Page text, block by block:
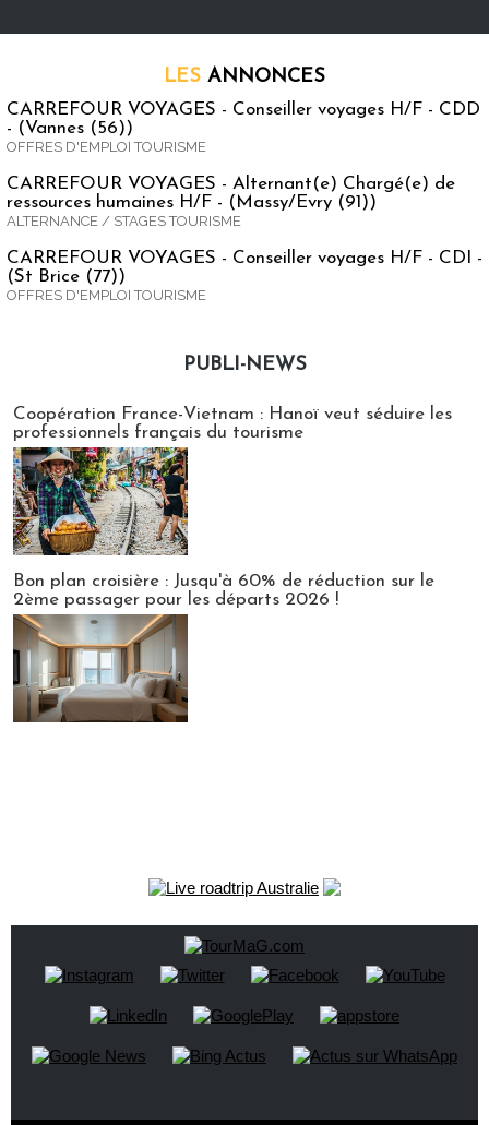
LES ANNONCES
CARREFOUR VOYAGES - Conseiller voyages H/F - CDD
- (Vannes (56))
OFFRES D'EMPLOI TOURISME
CARREFOUR VOYAGES - Alternant(e) Chargé(e) de
ressources humaines H/F - (Massy/Evry (91))
ALTERNANCE / STAGES TOURISME
CARREFOUR VOYAGES - Conseiller voyages H/F - CDI -
(St Brice (77))
OFFRES D'EMPLOI TOURISME
PUBLI-NEWS
Coopération France-Vietnam : Hanoï veut séduire les
professionnels français du tourisme
Bon plan croisière : Jusqu'à 60% de réduction sur le
2ème passager pour les départs 2026 !